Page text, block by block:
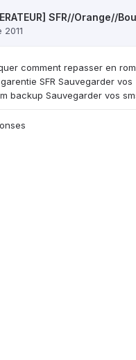
2011
comment repasser en rom
SFR Sauvegarder vos